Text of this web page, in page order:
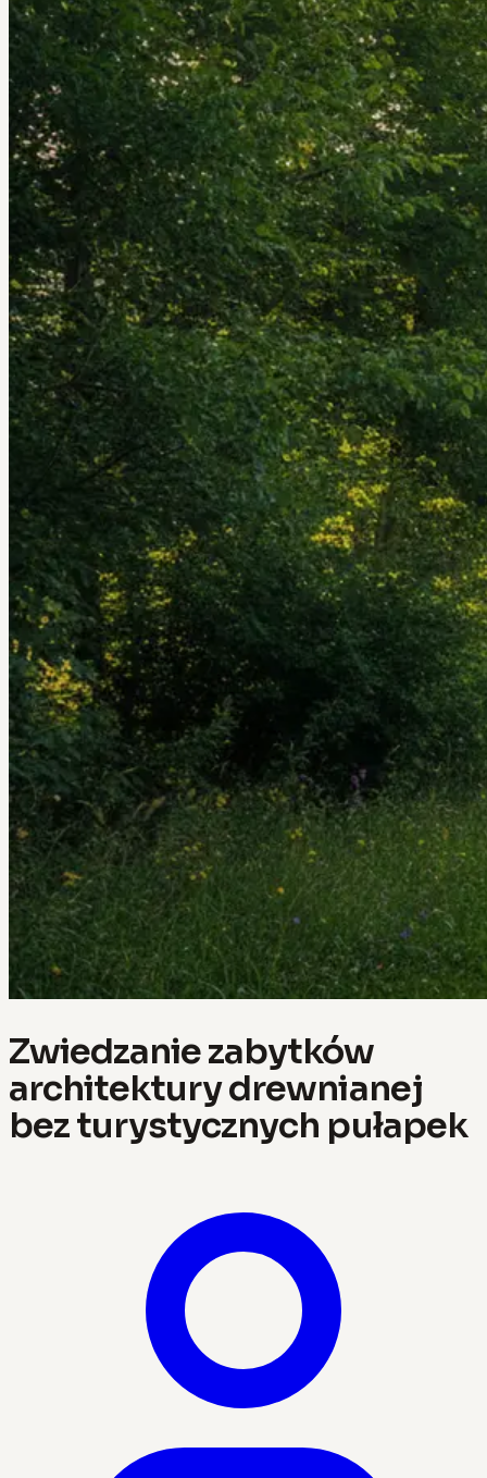
Zwiedzanie zabytków
architektury drewnianej
bez turystycznych pułapek